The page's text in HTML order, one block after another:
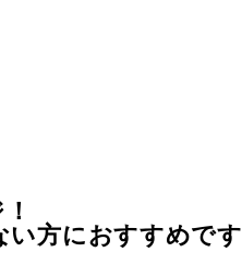
方におすすめです